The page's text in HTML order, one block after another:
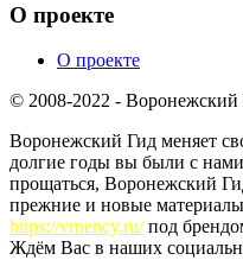
О проекте
О проекте
© 2008-2022 - Воронежский
Воронежский Гид меняет
долгие годы вы были с
прощаться, Воронежский
прежние и новые
https://vrnency.ru/под
Ждём Вас в наших